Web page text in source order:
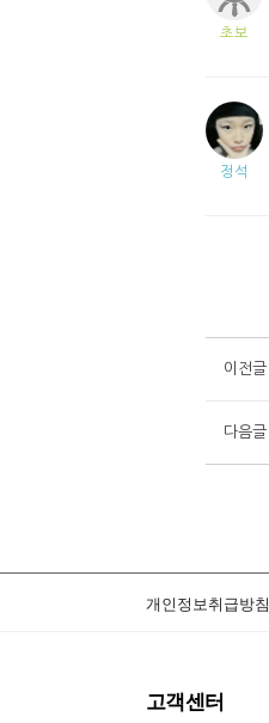
초보
정석
이전글
다음글
개인정보취급방침
고객센터